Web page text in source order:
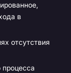
в
отсутствия